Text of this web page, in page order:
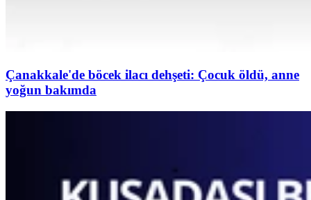
Çanakkale'de böcek ilacı dehşeti: Çocuk öldü, anne
yoğun bakımda